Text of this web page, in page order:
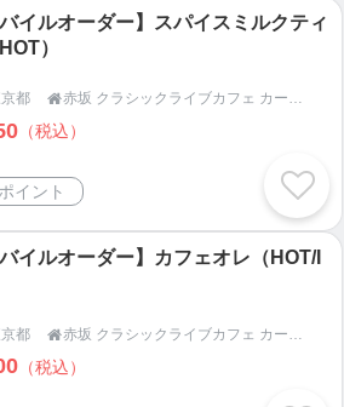
バイルオーダー】スパイスミルクティ
）
都  赤坂 クラシックライブカフェ カーサクラシカ
（税込）
イント
バイルオーダー】カフェオレ（HOT/I
都 
（税込）